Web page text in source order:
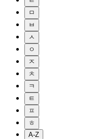
ㅁ
ㅂ
ㅅ
ㅇ
ㅈ
ㅊ
ㅋ
ㅌ
ㅍ
ㅎ
A-Z